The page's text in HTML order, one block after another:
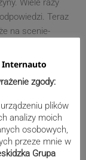
Teraz
na scenie-
Internauto
zgody:
plików
analizy moich
osobowych,
przeze mnie w
Grupa